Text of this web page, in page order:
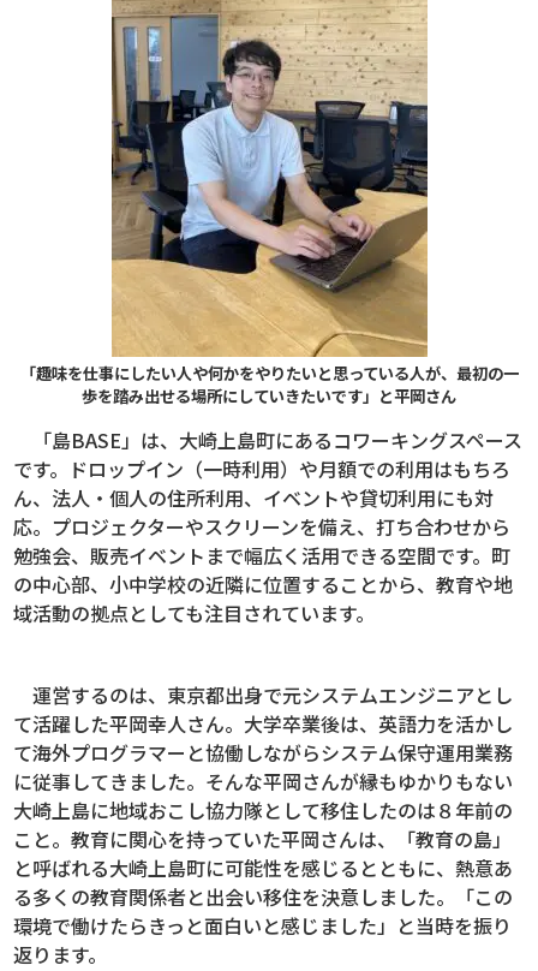
「趣味を仕事にしたい人や何かをやりたいと思っている人が、最初の一
歩を踏み出せる場所にしていきたいです」と平岡さん
「島BASE」は、大崎上島町にあるコワーキングスペース
です。ドロップイン（一時利用）や月額での利用はもちろ
ん、法人・個人の住所利用、イベントや貸切利用にも対
応。プロジェクターやスクリーンを備え、打ち合わせから
勉強会、販売イベントまで幅広く活用できる空間です。町
の中心部、小中学校の近隣に位置することから、教育や地
域活動の拠点としても注目されています。
運営するのは、東京都出身で元システムエンジニアとし
て活躍した平岡幸人さん。大学卒業後は、英語力を活かし
て海外プログラマーと協働しながらシステム保守運用業務
に従事してきました。そんな平岡さんが縁もゆかりもない
大崎上島に地域おこし協力隊として移住したのは８年前の
こと。教育に関心を持っていた平岡さんは、「教育の島」
と呼ばれる大崎上島町に可能性を感じるとともに、熱意あ
る多くの教育関係者と出会い移住を決意しました。「この
環境で働けたらきっと面白いと感じました」と当時を振り
返ります。